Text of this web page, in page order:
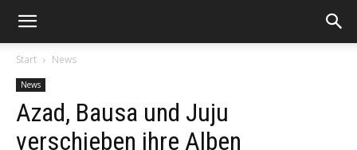
Start News
News
Azad, Bausa und Juju
verschieben ihre Alben